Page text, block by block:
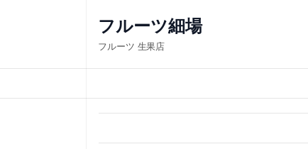
ス
キ
フルーツ細場
フルーツ 生果店